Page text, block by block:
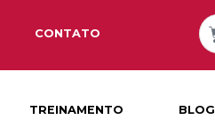
CONTATO
TREINAMENTO BLOG